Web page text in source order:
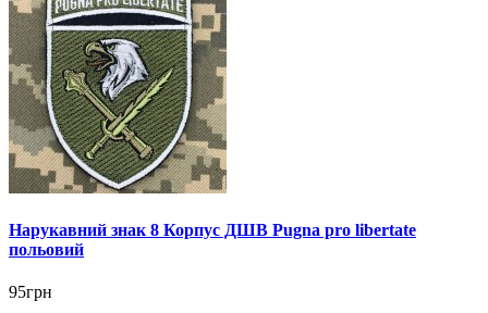
Нарукавний знак 8 Корпус ДШВ Pugna pro libertate
польовий
95грн